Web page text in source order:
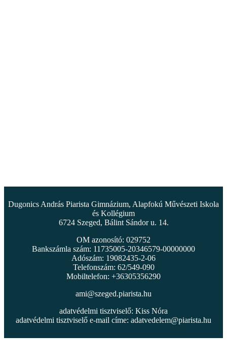
Dugonics András Piarista Gimnázium, Alapfokú Művészeti Iskola
és Kollégium
6724 Szeged, Bálint Sándor u. 14.
OM azonosító: 029752
Bankszámla szám: 11735005-20346579-00000000
Adószám: 19082435-2-06
Telefonszám: 62/549-090
Mobiltelefon: +36305356290
ami@szeged.piarista.hu
adatvédelmi tisztviselő: Kiss Nóra
adatvédelmi tisztviselő e-mail címe: adatvedelem@piarista.hu